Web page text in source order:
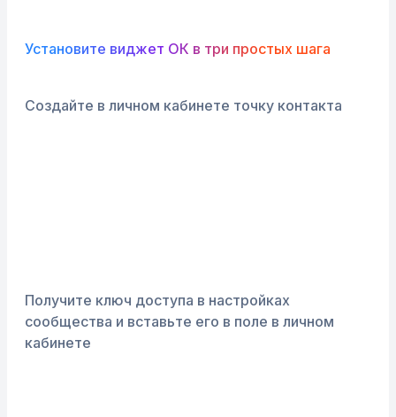
Установите виджет ОК в три простых шага
Создайте в личном кабинете точку контакта
Получите ключ доступа в настройках
сообщества и вставьте его в поле в личном
кабинете